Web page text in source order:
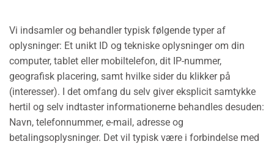
Vi indsamler og behandler typisk følgende typer af
oplysninger: Et unikt ID og tekniske oplysninger om din
computer, tablet eller mobiltelefon, dit IP-nummer,
geografisk placering, samt hvilke sider du klikker på
(interesser). I det omfang du selv giver eksplicit samtykke
hertil og selv indtaster informationerne behandles desuden:
Navn, telefonnummer, e-mail, adresse og
betalingsoplysninger. Det vil typisk være i forbindelse med